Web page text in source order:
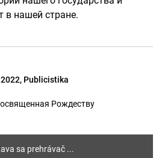
в нашей стране.
Publicistika
Рождеству